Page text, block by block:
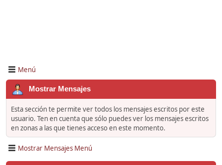
Menú
Mostrar Mensajes
Esta sección te permite ver todos los mensajes escritos por este
usuario. Ten en cuenta que sólo puedes ver los mensajes escritos
en zonas a las que tienes acceso en este momento.
Mostrar Mensajes Menú